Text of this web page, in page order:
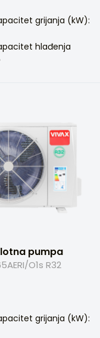
grijanja (kW):
hlađenja
pumpa
O1s R32
grijanja (kW):